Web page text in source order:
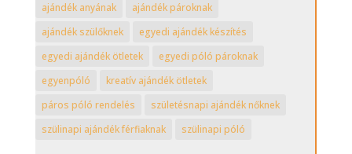
ajándék anyának
ajándék pároknak
ajándék szülőknek
egyedi ajándék készítés
egyedi ajándék ötletek
egyedi póló pároknak
egyenpóló
kreatív ajándék ötletek
páros póló rendelés
születésnapi ajándék nőknek
szülinapi ajándék férfiaknak
szülinapi póló